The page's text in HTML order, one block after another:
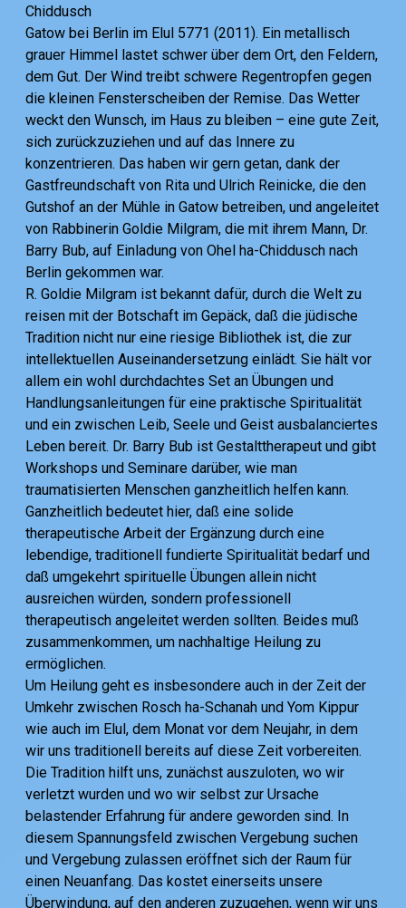
Chiddusch
Gatow bei Berlin im Elul 5771 (2011). Ein metallisch
grauer Himmel lastet schwer über dem Ort, den Feldern,
dem Gut. Der Wind treibt schwere Regentropfen gegen
die kleinen Fensterscheiben der Remise. Das Wetter
weckt den Wunsch, im Haus zu bleiben – eine gute Zeit,
sich zurückzuziehen und auf das Innere zu
konzentrieren. Das haben wir gern getan, dank der
Gastfreundschaft von Rita und Ulrich Reinicke, die den
Gutshof an der Mühle in Gatow betreiben, und angeleitet
von Rabbinerin Goldie Milgram, die mit ihrem Mann, Dr.
Barry Bub, auf Einladung von Ohel ha-Chiddusch nach
Berlin gekommen war.
R. Goldie Milgram ist bekannt dafür, durch die Welt zu
reisen mit der Botschaft im Gepäck, daß die jüdische
Tradition nicht nur eine riesige Bibliothek ist, die zur
intellektuellen Auseinandersetzung einlädt. Sie hält vor
allem ein wohl durchdachtes Set an Übungen und
Handlungsanleitungen für eine praktische Spiritualität
und ein zwischen Leib, Seele und Geist ausbalanciertes
Leben bereit. Dr. Barry Bub ist Gestalttherapeut und gibt
Workshops und Seminare darüber, wie man
traumatisierten Menschen ganzheitlich helfen kann.
Ganzheitlich bedeutet hier, daß eine solide
therapeutische Arbeit der Ergänzung durch eine
lebendige, traditionell fundierte Spiritualität bedarf und
daß umgekehrt spirituelle Übungen allein nicht
ausreichen würden, sondern professionell
therapeutisch angeleitet werden sollten. Beides muß
zusammenkommen, um nachhaltige Heilung zu
ermöglichen.
Um Heilung geht es insbesondere auch in der Zeit der
Umkehr zwischen Rosch ha-Schanah und Yom Kippur
wie auch im Elul, dem Monat vor dem Neujahr, in dem
wir uns traditionell bereits auf diese Zeit vorbereiten.
Die Tradition hilft uns, zunächst auszuloten, wo wir
verletzt wurden und wo wir selbst zur Ursache
belastender Erfahrung für andere geworden sind. In
diesem Spannungsfeld zwischen Vergebung suchen
und Vergebung zulassen eröffnet sich der Raum für
einen Neuanfang. Das kostet einerseits unsere
Überwindung, auf den anderen zuzugehen, wenn wir uns